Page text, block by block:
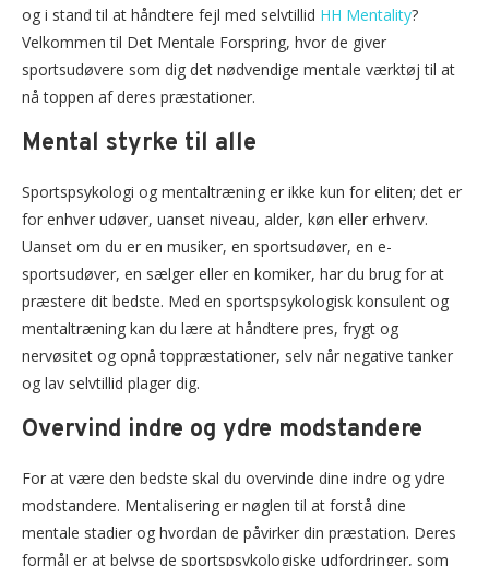
og i stand til at håndtere fejl med selvtillid HH Mentality?
Velkommen til Det Mentale Forspring, hvor de giver
sportsudøvere som dig det nødvendige mentale værktøj til at
nå toppen af deres præstationer.
Mental styrke til alle
Sportspsykologi og mentaltræning er ikke kun for eliten; det er
for enhver udøver, uanset niveau, alder, køn eller erhverv.
Uanset om du er en musiker, en sportsudøver, en e-
sportsudøver, en sælger eller en komiker, har du brug for at
præstere dit bedste. Med en sportspsykologisk konsulent og
mentaltræning kan du lære at håndtere pres, frygt og
nervøsitet og opnå toppræstationer, selv når negative tanker
og lav selvtillid plager dig.
Overvind indre og ydre modstandere
For at være den bedste skal du overvinde dine indre og ydre
modstandere. Mentalisering er nøglen til at forstå dine
mentale stadier og hvordan de påvirker din præstation. Deres
formål er at belyse de sportspsykologiske udfordringer, som